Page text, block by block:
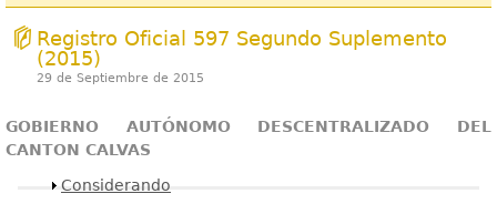
Registro Oficial 597 Segundo Suplemento
(2015)
29 de Septiembre de 2015
GOBIERNO AUTÓNOMO DESCENTRALIZADO DEL
CANTON CALVAS
Mostrar
Considerando